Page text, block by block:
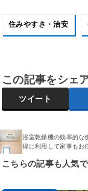
住みやすさ・治安
この記事をシェ
ツイート
浴室乾燥機の効率的な
得に利用して家事もお
こちらの記事も人気で